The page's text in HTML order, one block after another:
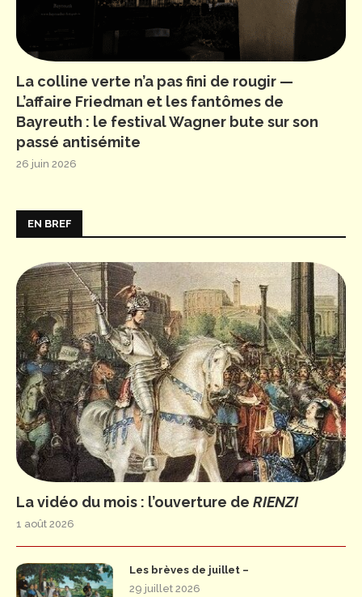
La colline verte n’a pas fini de rougir —
L’affaire Friedman et les fantômes de
Bayreuth : le festival Wagner bute sur son
passé antisémite
26 juin 2026
EN BREF
La vidéo du mois : l’ouverture de RIENZI
1 août 2026
Les brèves de juillet –
29 juillet 2026